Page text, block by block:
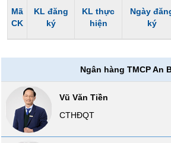
Mã
CK
KL đăng
ký
KL thực
hiện
Ngày
ký
Ngân hàng TMCP An
Vũ Văn Tiền
CTHĐQT
CÔNG
NGHỆ
THÔNG
DỊCH
VỤ
TRUYỀN